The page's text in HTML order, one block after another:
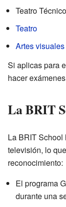
Teatro Técnico
Teatro
Artes
Si aplicas para
hacer
La BRIT
La BRIT School
televisión, lo
reconocimiento:
El programa
durante una